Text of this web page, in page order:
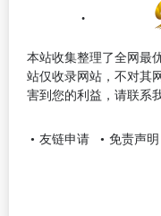
本站收集整理了全网最
站仅收录网站，不对其
害到您的利益，请联系
友链申请 免责声明